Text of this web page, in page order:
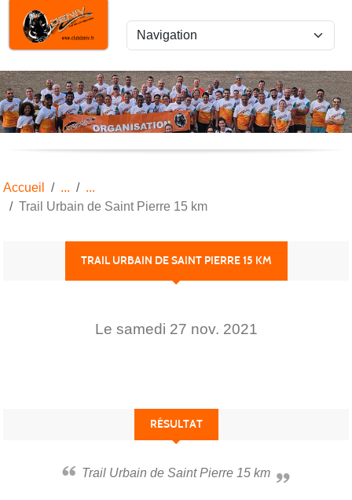
Accueil
Trail Urbain de Saint Pierre 15 km
TRAIL URBAIN DE SAINT PIERRE 15 KM
Le samedi 27 nov. 2021
RÉSULTAT
Trail Urbain de Saint Pierre 15 km
Panneau de gestion des cookies